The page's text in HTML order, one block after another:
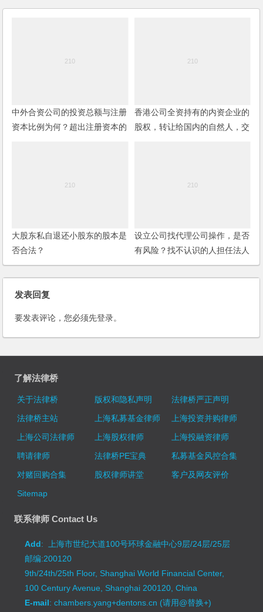
中外合资公司的投资总额与注册
资本比例为何？超出注册资本的
香港公司全资持有的内资企业的
股权，转让给国内的自然人，交
大股东私自退还小股东的股本是
否合法？
设立公司找代理公司操作，是否
有风险？找不认识的人担任法人
代表有什么风险？
发表回复
要发表评论，您必须先登录。
了解法律桥
关于法律桥 版权和隐私声明
法律桥严正声明
法律桥主站
上海私募基金律师
上海投资并购律师
上海公司法律师
上海股权律师
上海投融资律师
聘请律师
法律桥PE宝典
私募基金风控合集
对赌回购合集
股权律师讲堂
客户及网友评价
Sitemap
联系律师 Contact Us
Add: 上海市世纪大道100号环球金融中心9层/24层/25层
邮编:200120
9th/24th/25th Floor, Shanghai World Financial Center,
100 Century Avenue, Shanghai 200120, China
E-mail: chambers.yang+dentons.cn (请用@替换+)